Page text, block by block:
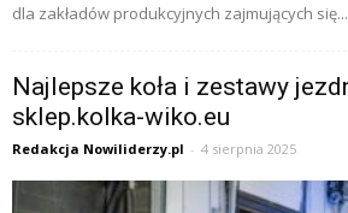
dla zakładów produkcyjnych zajmujących się...
Najlepsze koła i zestawy
sklep.kolka-wiko.eu
Redakcja Nowiliderzy.pl - 4 sierpnia 2025